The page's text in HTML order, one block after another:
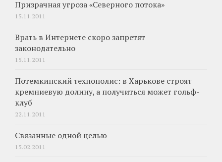
Призрачная угроза «Северного потока»
15.11.2011
Врать в Интернете скоро запретят
законодательно
15.11.2011
Потемкинский технополис: в Харькове строят
кремниевую долину, а получиться может гольф-
клуб
22.11.2011
Связанные одной целью
15.02.2011